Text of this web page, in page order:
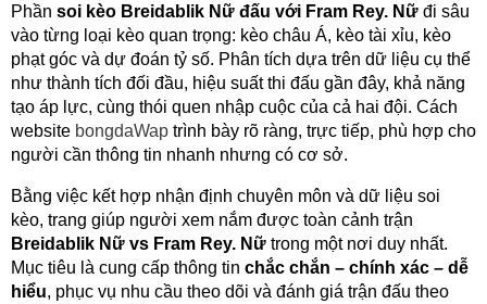
Phần soi kèo Breidablik Nữ đấu với Fram Rey. Nữ đi sâu
vào từng loại kèo quan trọng: kèo châu Á, kèo tài xỉu, kèo
phạt góc và dự đoán tỷ số. Phân tích dựa trên dữ liệu cụ thể
như thành tích đối đầu, hiệu suất thi đấu gần đây, khả năng
tạo áp lực, cùng thói quen nhập cuộc của cả hai đội. Cách
website bongdaWap trình bày rõ ràng, trực tiếp, phù hợp cho
người cần thông tin nhanh nhưng có cơ sở.
Bằng việc kết hợp nhận định chuyên môn và dữ liệu soi
kèo, trang giúp người xem nắm được toàn cảnh trận
Breidablik Nữ vs Fram Rey. Nữ trong một nơi duy nhất.
Mục tiêu là cung cấp thông tin chắc chắn – chính xác – dễ
hiểu, phục vụ nhu cầu theo dõi và đánh giá trận đấu theo